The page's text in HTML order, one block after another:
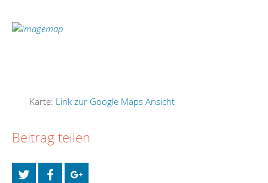
Karte: Link zur Google Maps Ansicht
Beitrag teilen